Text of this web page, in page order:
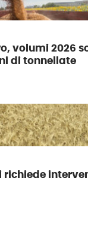
volumi 2026
di tonnellate
richiede